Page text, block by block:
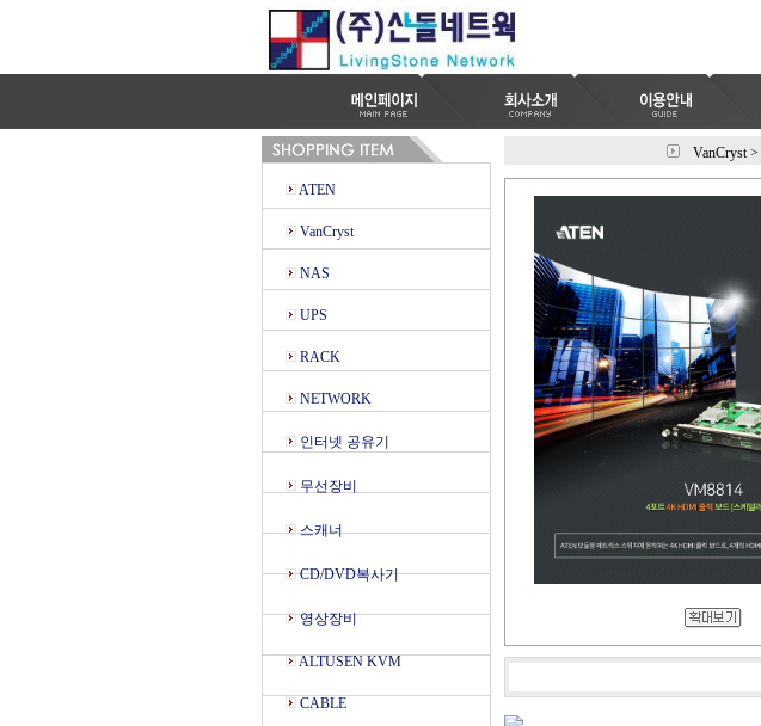
ATEN
VanCryst
NAS
UPS
RACK
NETWORK
인터넷 공유기
무선장비
스캐너
CD/DVD복사기
영상장비
ALTUSEN KVM
CABLE
VanCryst >